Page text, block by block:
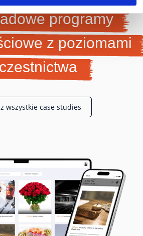
programy
z poziomami
wszystkie case studies